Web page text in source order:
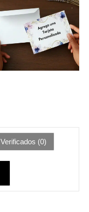
Verificados (0)